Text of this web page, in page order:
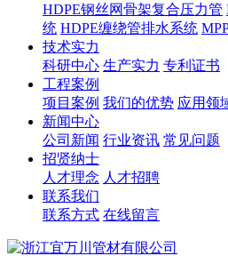
HDPE钢丝网骨架复合压力管
统 HDPE缠绕管排水系统
技术实力
科研中心 生产实力 专利证书
工程案例
项目案例 我们的优势 应用领
新闻中心
公司新闻 行业资讯 常见问题
招贤纳士
人才理念 人才招聘
联系我们
联系方式 在线留言